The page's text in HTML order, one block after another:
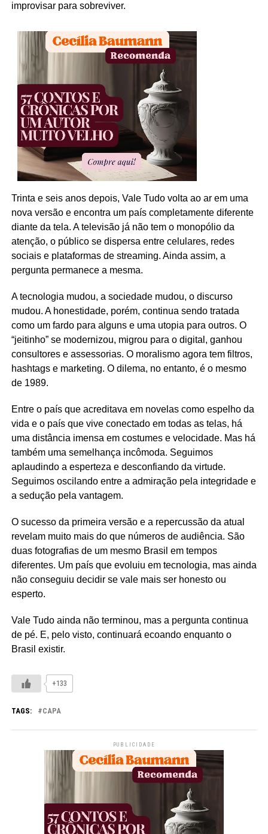
improvisar para sobreviver.
Trinta e seis anos depois, Vale Tudo volta ao ar em uma
nova versão e encontra um país completamente diferente
diante da tela. A televisão já não tem o monopólio da
atenção, o público se dispersa entre celulares, redes
sociais e plataformas de streaming. Ainda assim, a
pergunta permanece a mesma.
A tecnologia mudou, a sociedade mudou, o discurso
mudou. A honestidade, porém, continua sendo tratada
como um fardo para alguns e uma utopia para outros. O
“jeitinho” se modernizou, migrou para o digital, ganhou
consultores e assessorias. O moralismo agora tem filtros,
hashtags e marketing. O dilema, no entanto, é o mesmo
de 1989.
Entre o país que acreditava em novelas como espelho da
vida e o país que vive conectado em todas as telas, há
uma distância imensa em costumes e velocidade. Mas há
também uma semelhança incômoda. Seguimos
aplaudindo a esperteza e desconfiando da virtude.
Seguimos oscilando entre a admiração pela integridade e
a sedução pela vantagem.
O sucesso da primeira versão e a repercussão da atual
revelam muito mais do que números de audiência. São
duas fotografias de um mesmo Brasil em tempos
diferentes. Um país que evoluiu em tecnologia, mas ainda
não conseguiu decidir se vale mais ser honesto ou
esperto.
Vale Tudo ainda não terminou, mas a pergunta continua
de pé. E, pelo visto, continuará ecoando enquanto o
Brasil existir.
+133
TAGS: CAPA
PUBLICIDADE